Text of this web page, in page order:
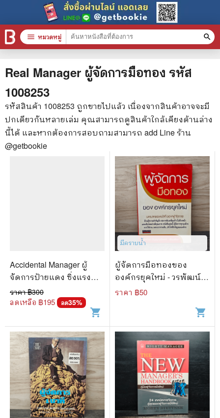
Real Manager ผู้จัดการมือทอง รหัส
1008253
รหัสสินค้า 1008253 ถูกขายไปแล้ว เนื่องจากสินค้าอาจจะมี
ปกเดียวกันหลายเล่ม คุณสามารถดูสินค้าใกล้เคียงด้านล่าง
นี้ได้ และหากต้องการสอบถามสามารถ add Line ร้าน
@getbookie
Accidental Manager ผู้
จัดการป้ายแดง ซิ่งแรง
แซงมือโปร
ราคา ฿300
ลดเหลือ ฿195 ลด35%
shopping_cart
มีคราบน้ำ
ผู้จัดการมือทองของ
องค์กรยุคใหม่ - วรพัฒน์
ปัญญาวุฒิพงศ์
ราคา ฿50
shopping_cart
menu หมวดหมู่ search
หมวดหมู่สินค้า
หนังสือทั้งหมด
stars สินค้าใช้เฉพาะแต้มเท่านั้น
📚 หนังสือทั่วไป
🌎 International Books
🎲 Board Game
📅 สินค้าอื่นๆ